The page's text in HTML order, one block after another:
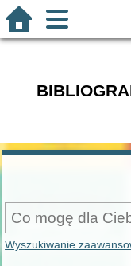
Wyszukiwanie